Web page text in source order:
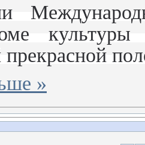
культуры
»